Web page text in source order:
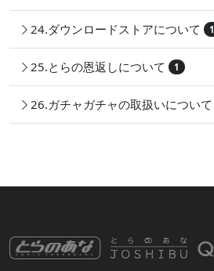
24.ダウンロードストアについて 1
25.とらの恩返しについて 1
26.ガチャガチャの取扱いについて